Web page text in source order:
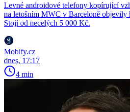
Levné androidové telefony kopírující
na letošním MWC v Barceloně objevily
Stojí od necelých 5 000 Kč.
Mobify.cz
dnes, 17:17
4 min